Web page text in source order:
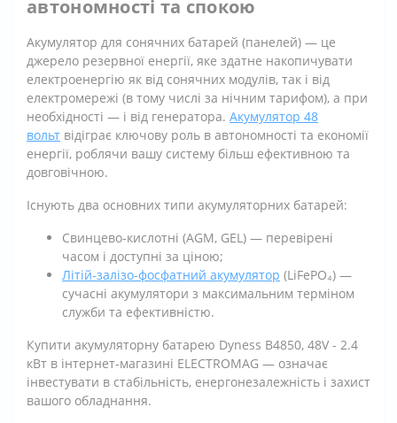
автономності та спокою
Акумулятор для сонячних батарей (панелей) — це
джерело резервної енергії, яке здатне накопичувати
електроенергію як від сонячних модулів, так і від
електромережі (в тому числі за нічним тарифом), а при
необхідності — і від генератора. Акумулятор 48
вольт відіграє ключову роль в автономності та економії
енергії, роблячи вашу систему більш ефективною та
довговічною.
Існують два основних типи акумуляторних батарей:
Свинцево-кислотні (AGM, GEL) — перевірені
часом і доступні за ціною;
Літій-залізо-фосфатний акумулятор (LiFePO₄) —
сучасні акумулятори з максимальним терміном
служби та ефективністю.
Купити акумуляторну батарею Dyness B4850, 48V - 2.4
кВт в інтернет-магазині ELECTROMAG — означає
інвестувати в стабільність, енергонезалежність і захист
вашого обладнання.